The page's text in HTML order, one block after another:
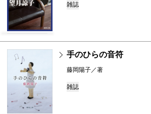
雑誌
手のひらの音符
藤岡陽子／著
雑誌